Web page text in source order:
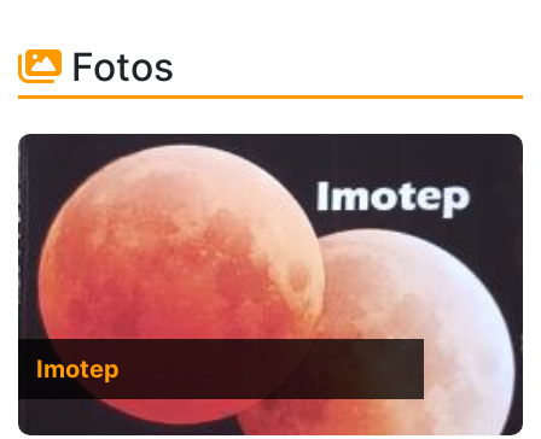
Fotos
Imotep